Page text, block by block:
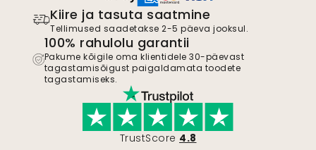
Kiire ja tasuta saatmine
Tellimused saadetakse 2-5 päeva jooksul.
100% rahulolu garantii
Pakume kõigile oma klientidele 30-päevast
tagastamisõigust paigaldamata toodete
tagastamiseks.
TrustScore 4.8